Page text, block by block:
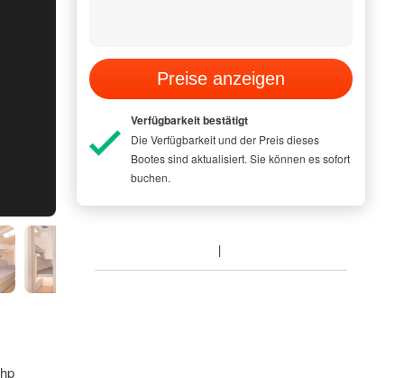
Preise anzeigen
Verfügbarkeit bestätigt
Die Verfügbarkeit und der Preis dieses
Bootes sind aktualisiert. Sie können es sofort
buchen.